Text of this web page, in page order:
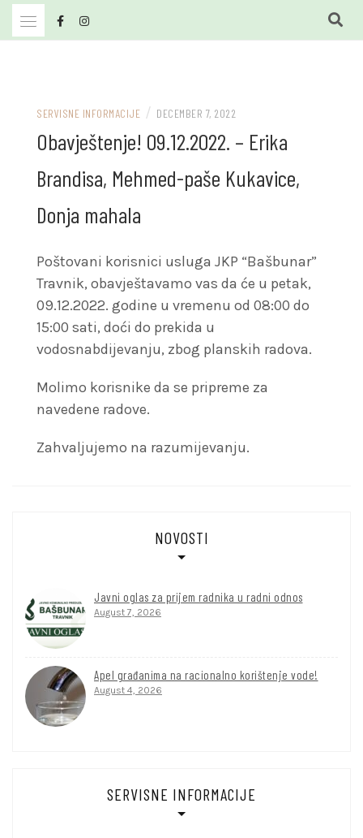
Skip
SERVISNE INFORMACIJE / DECEMBER 7, 2022
Obavještenje! 09.12.2022. – Erika
Brandisa, Mehmed-paše Kukavice,
Donja mahala
Poštovani korisnici usluga JKP “Bašbunar”
Travnik, obavještavamo vas da će u petak,
09.12.2022. godine u vremenu od 08:00 do
15:00 sati, doći do prekida u
vodosnabdijevanju, zbog planskih radova.
Molimo korisnike da se pripreme za
navedene radove.
Zahvaljujemo na razumijevanju.
NOVOSTI
Javni oglas za prijem radnika u radni odnos
August 7, 2026
Apel građanima na racionalno korištenje vode!
August 4, 2026
SERVISNE INFORMACIJE